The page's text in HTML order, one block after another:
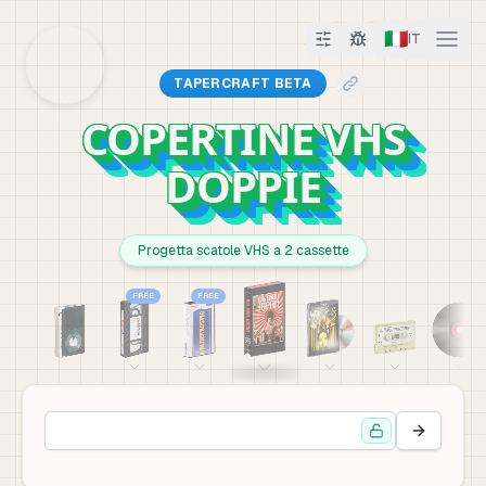
🇮🇹IT
TAPERCRAFT BETA
COPERTINE VHS
DOPPIE
Progetta scatole VHS a 2 cassette
FREE FREE